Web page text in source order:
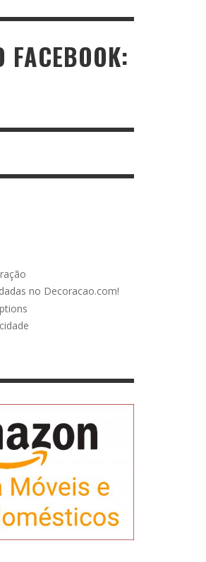
FACEBOOK:
no Decoracao.com!